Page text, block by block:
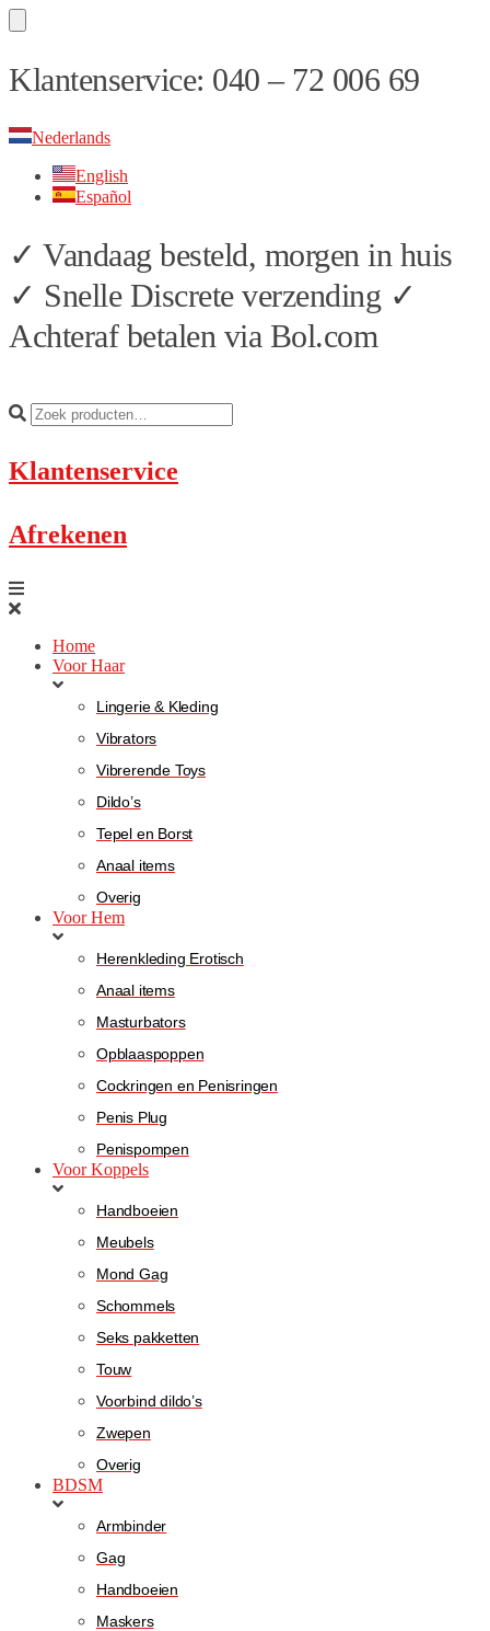
Skip
to
Skip
to
Klantenservice: 040 – 72 006 69
Nederlands
English
Español
✓ Vandaag besteld, morgen in huis
✓ Snelle Discrete verzending ✓
Achteraf betalen via Bol.com
Klantenservice
Afrekenen
Home
Voor Haar
Lingerie & Kleding
Vibrators
Vibrerende Toys
Dildo’s
Tepel en Borst
Anaal items
Overig
Voor Hem
Herenkleding Erotisch
Anaal items
Masturbators
Opblaaspoppen
Cockringen en Penisringen
Penis Plug
Penispompen
Voor Koppels
Handboeien
Meubels
Mond Gag
Schommels
Seks pakketten
Touw
Voorbind dildo’s
Zwepen
Overig
BDSM
Armbinder
Gag
Handboeien
Maskers